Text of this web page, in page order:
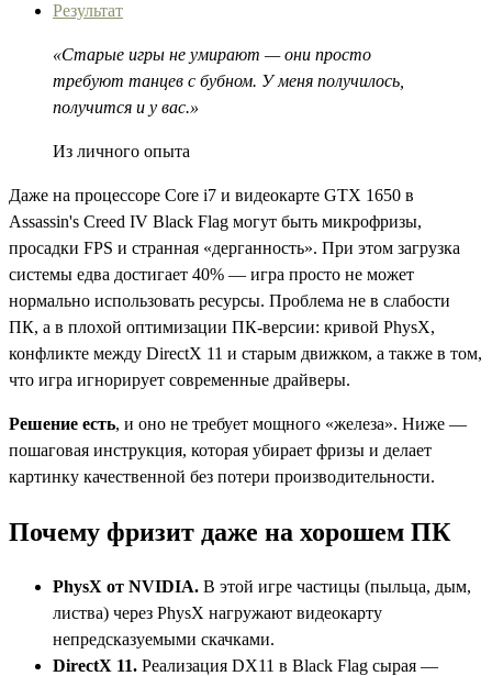
Результат
«Старые игры не умирают — они просто
требуют танцев с бубном. У меня получилось,
получится и у вас.»
Из личного опыта
Даже на процессоре Core i7 и видеокарте GTX 1650 в
Assassin's Creed IV Black Flag могут быть микрофризы,
просадки FPS и странная «дерганность». При этом загрузка
системы едва достигает 40% — игра просто не может
нормально использовать ресурсы. Проблема не в слабости
ПК, а в плохой оптимизации ПК-версии: кривой PhysX,
конфликте между DirectX 11 и старым движком, а также в том,
что игра игнорирует современные драйверы.
Решение есть, и оно не требует мощного «железа». Ниже —
пошаговая инструкция, которая убирает фризы и делает
картинку качественной без потери производительности.
Почему фризит даже на хорошем ПК
PhysX от NVIDIA. В этой игре частицы (пыльца, дым,
листва) через PhysX нагружают видеокарту
непредсказуемыми скачками.
DirectX 11. Реализация DX11 в Black Flag сырая —